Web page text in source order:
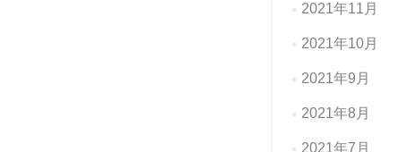
2021年11月
2021年10月
2021年9月
2021年8月
2021年7月